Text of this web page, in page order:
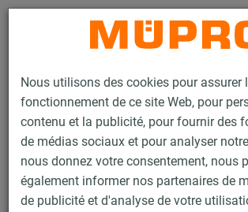
Nous utilisons des cookies pour assurer
fonctionnement de ce site Web, pour
contenu et la publicité, pour fournir des
de médias sociaux et pour analyser
nous donnez votre consentement, nous
également informer nos partenaires de
de publicité et d'analyse de votre
Produits Technique de fixation Colliers